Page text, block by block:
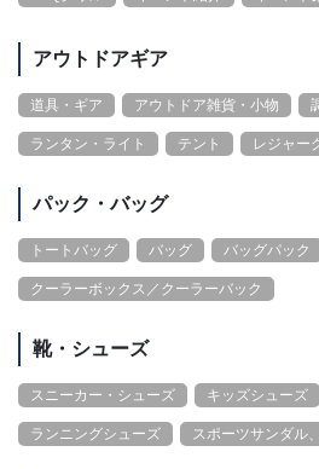
アウトドアギア
道具・ギア アウトドア雑貨・小物
ランタン・ライト テント レジャー
パック・バッグ
トートバッグ バッグ バッグパック
クーラーボックス／クーラーバック
靴・シューズ
スニーカー・シューズ キッズシューズ
ランニングシューズ スポーツサンダル